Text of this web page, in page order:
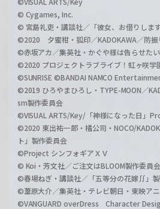
© Cygames, Inc.
© 宮島礼吏・講談社／「彼女、お借りしま
©2020 夕蜜柑・狐印／KADOKAWA／防振
©赤坂アカ／集英社・かぐや様は告らせた
©2020 プロジェクトラブライブ！虹ヶ咲学
©SUNRISE ©BANDAI NAMCO
©2019 ひろやまひろし・TYPE-MOON／
sm製作委員会
©VISUAL ARTS/Key/「神様になった日」
©2020 東出祐一郎・橘公司・NOCO/
ト」製作委員会
©Project シンフォギアＸＶ
© Koi・芳文社／ご注文はBLOOM製作委員
©春場ねぎ・講談社／「五等分の花嫁∬」製
©葦原大介／集英社・テレビ朝日・東映ア
©VANGUARD overDress Character